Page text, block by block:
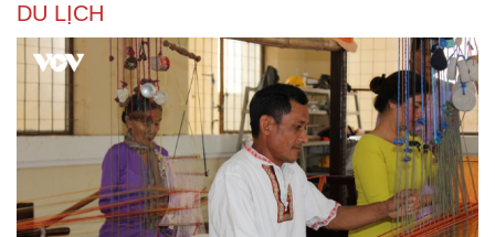
Du lịch
Tư vấn
Săn Tour
Podcast
Câu chuyện thời sự
Đọc truyện đêm khuya
DU LỊCH